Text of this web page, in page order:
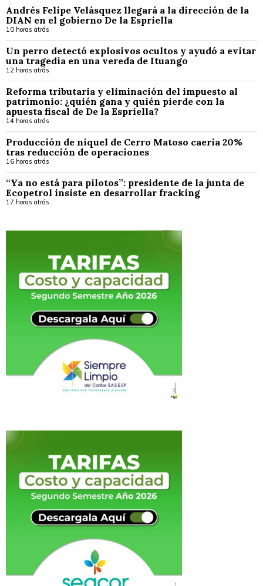
Andrés Felipe Velásquez llegará a la dirección de la
DIAN en el gobierno De la Espriella
10 horas atrás
Un perro detectó explosivos ocultos y ayudó a evitar
una tragedia en una vereda de Ituango
12 horas atrás
Reforma tributaria y eliminación del impuesto al
patrimonio: ¿quién gana y quién pierde con la
apuesta fiscal de De la Espriella?
14 horas atrás
Producción de níquel de Cerro Matoso caería 20%
tras reducción de operaciones
16 horas atrás
“Ya no está para pilotos”: presidente de la junta de
Ecopetrol insiste en desarrollar fracking
17 horas atrás